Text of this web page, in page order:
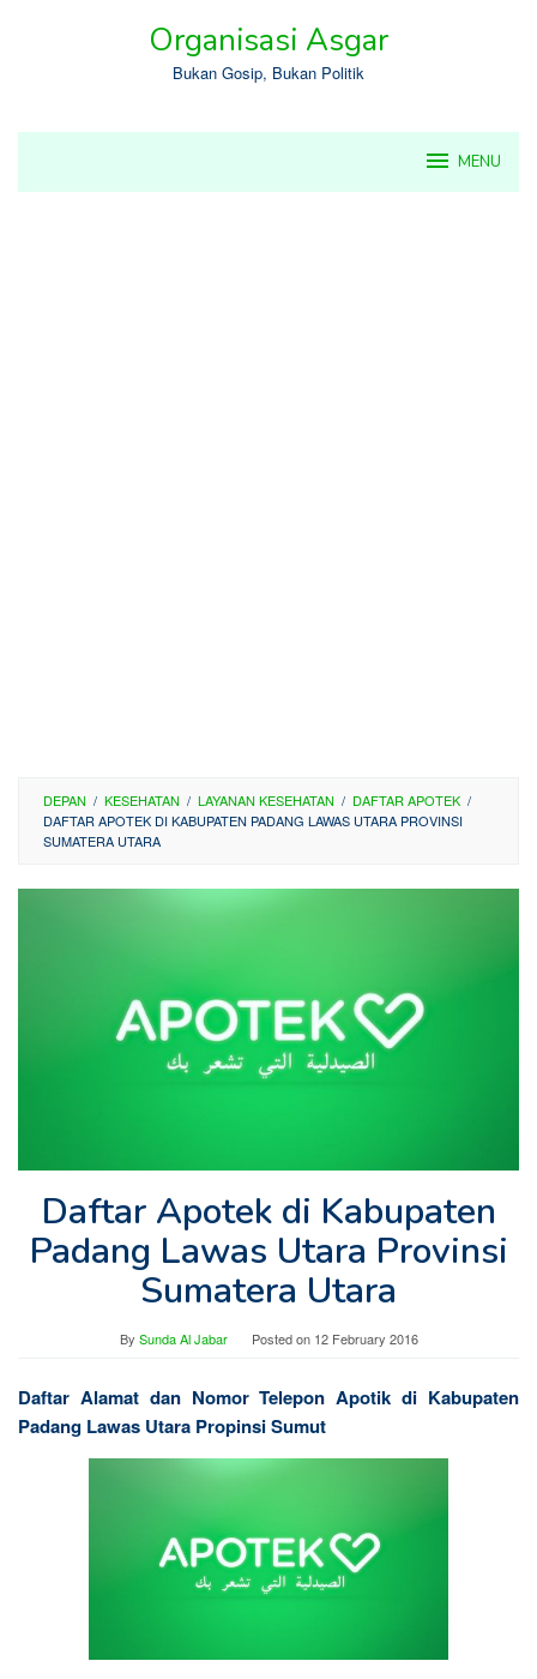
Organisasi Asgar
Bukan Gosip, Bukan Politik
MENU
DEPAN / KESEHATAN / LAYANAN KESEHATAN / DAFTAR APOTEK /
DAFTAR APOTEK DI KABUPATEN PADANG LAWAS UTARA PROVINSI
SUMATERA UTARA
Daftar Apotek di Kabupaten
Padang Lawas Utara Provinsi
Sumatera Utara
By Sunda Al Jabar Posted on 12 February 2016
Daftar Alamat dan Nomor Telepon Apotik di Kabupaten
Padang Lawas Utara Propinsi Sumut